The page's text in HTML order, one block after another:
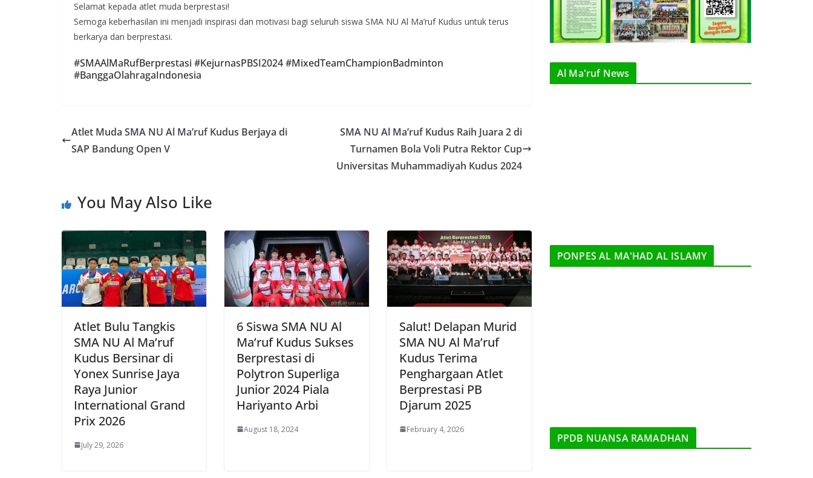
Selamat kepada atlet muda berprestasi!
Semoga keberhasilan ini menjadi inspirasi dan motivasi bagi seluruh siswa SMA NU Al Ma’ruf Kudus untuk terus
berkarya dan berprestasi.
#SMAAlMaRufBerprestasi #KejurnasPBSI2024 #MixedTeamChampionBadminton
#BanggaOlahragaIndonesia
Atlet Muda SMA NU Al Ma’ruf Kudus Berjaya di
SAP Bandung Open V
SMA NU Al Ma’ruf Kudus Raih Juara 2 di
Turnamen Bola Voli Putra Rektor Cup
Universitas Muhammadiyah Kudus 2024
You May Also Like
Atlet Bulu Tangkis
SMA NU Al Ma’ruf
Kudus Bersinar di
Yonex Sunrise Jaya
Raya Junior
International Grand
Prix 2026
July 29, 2026
6 Siswa SMA NU Al
Ma’ruf Kudus Sukses
Berprestasi di
Polytron Superliga
Junior 2024 Piala
Hariyanto Arbi
August 18, 2024
Salut! Delapan Murid
SMA NU Al Ma’ruf
Kudus Terima
Penghargaan Atlet
Berprestasi PB
Djarum 2025
February 4, 2026
Al Ma'ruf News
PONPES AL MA'HAD AL ISLAMY
PPDB NUANSA RAMADHAN